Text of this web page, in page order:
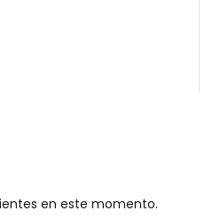
en este momento.